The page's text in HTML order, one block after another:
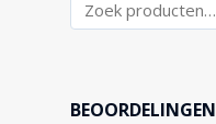
BEOORDELINGEN